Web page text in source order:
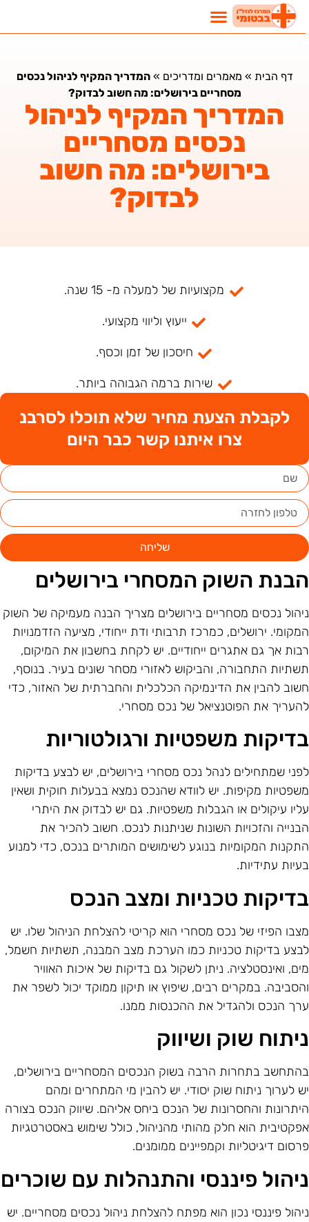
דף הבית»מאמרים ומדריכים»המדריך המקיף לניהול נכסים
מסחריים בירושלים: מה חשוב לבדוק?
המדריך המקיף לניהול
נכסים מסחריים
בירושלים: מה חשוב
לבדוק?
מקצועיות של למעלה מ- 15 שנה.
ייעוץ וליווי מקצועי.
חיסכון של זמן וכסף.
שירות ברמה הגבוהה ביותר.
לקבלת הצעת מחיר שלא תוכלו לסרבנ
צרו איתנו קשר כבר היום
שליחה
השוק המסחרי בירושלים
נכסים מסחריים בירושלים מצריך הבנה מעמיקה של השוק
ירושלים, כמרכז תרבותי ודת ייחודי, מציעה הזדמנויות
אך גם אתגרים ייחודיים. יש לקחת בחשבון את המיקום,
התחבורה, והביקוש לאזורי מסחר שונים בעיר. בנוסף,
להבין את הדינמיקה הכלכלית והחברתית של האזור, כדי
את הפוטנציאל של נכס מסחרי.
משפטיות ורגולטוריות
שמתחילים לנהל נכס מסחרי בירושלים, יש לבצע בדיקות
מקיפות. יש לוודא שהנכס נמצא בבעלות חוקית ושאין
עיקולים או הגבלות משפטיות. גם יש לבדוק את היתרי
והזכויות השונות שניתנות לנכס. חשוב להכיר את
המקומיות בנוגע לשימושים המותרים בנכס, כדי למנוע
עתידיות.
טכניות ומצב הנכס
הפיזי של נכס מסחרי הוא קריטי להצלחת הניהול שלו. יש
בדיקות טכניות כמו הערכת מצב המבנה, תשתיות חשמל,
ואינסטלציה. ניתן לשקול גם בדיקות של איכות האוויר
במקרים רבים, שיפוץ או תיקון ממוקד יכול לשפר את
הנכס ולהגדיל את ההכנסות ממנו.
שוק ושיווק
בתחרות הרבה בשוק הנכסים המסחריים בירושלים,
לערוך ניתוח שוק יסודי. יש להבין מי המתחרים ומהם
והחסרונות של הנכס ביחס אליהם. שיווק הנכס בצורה
הוא חלק מהותי מהניהול, כולל שימוש באסטרטגיות
דיגיטליות וקמפיינים ממומנים.
פיננסי והתנהלות עם שוכרים
פיננסי נכון הוא מפתח להצלחת ניהול נכסים מסחריים. יש